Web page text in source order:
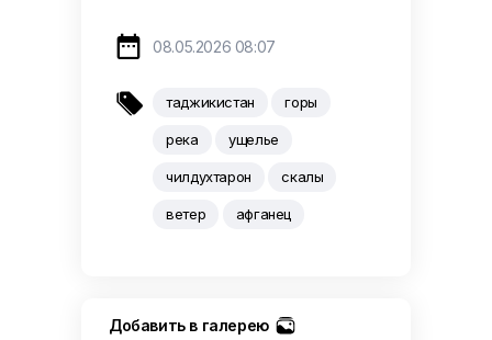
 08.05.2026 08:07
 таджикистан горы
река ущелье
чилдухтарон скалы
ветер афганец
Добавить в галерею